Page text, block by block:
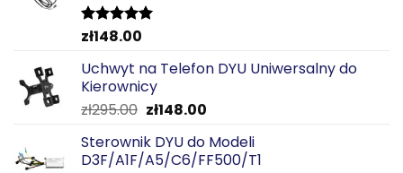
Oceniono
zł148.00
Uchwyt na Telefon DYU Uniwersalny do
Kierownicy
zł295.00 Pierwotna
wynosiła:
zł295.00.
zł148.00Aktualna
wynosi:
zł148.00.
Sterownik DYU do Modeli
D3F/A1F/A5/C6/FF500/T1